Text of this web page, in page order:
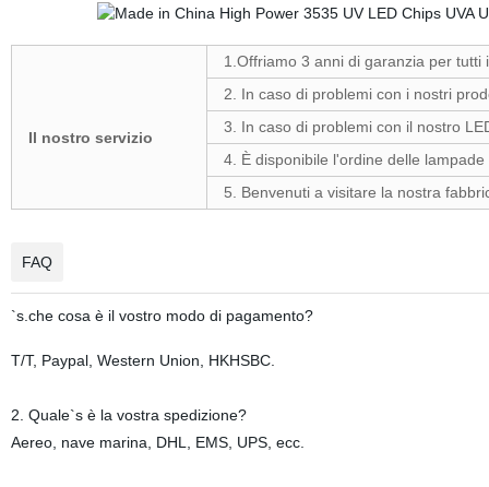
Il nostro servizio
1.Offriamo 3 anni di
2. In caso di problemi con i nostri
3. In caso di problemi con il nostro
4. È disponibile l'ordine delle lampade
5. Benvenuti a visitare la nostra
FAQ
`s.che cosa è il vostro modo di pagamento?
T/T, Paypal, Western Union, HKHSBC.
2. Quale`s è la vostra spedizione?
Aereo, nave marina, DHL, EMS, UPS, ecc.